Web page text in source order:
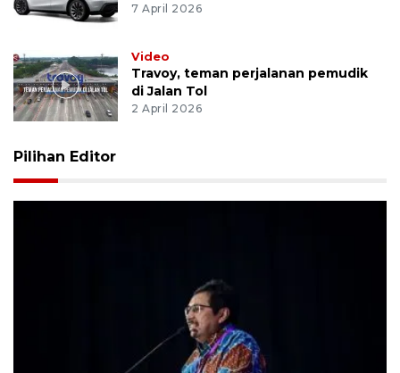
7 April 2026
Video
Travoy, teman perjalanan pemudik
di Jalan Tol
2 April 2026
Pilihan Editor